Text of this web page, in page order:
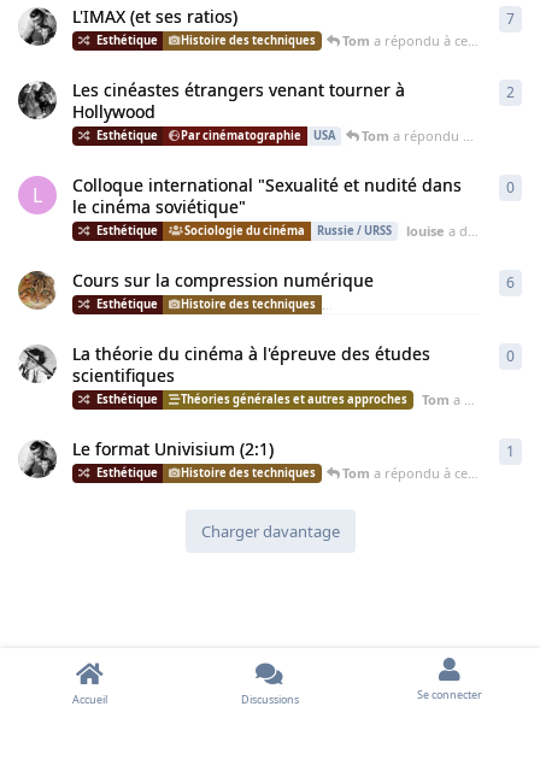
L'IMAX (et ses ratios)
Histoire des techniques Tom a répondu à cette discussion
7
Les cinéastes étrangers venant tourner à
Hollywood
Par cinématographie USA Tom a répondu à cette discussion
2
L
Colloque international "Sexualité et nudité dans
le cinéma soviétique"
Sociologie du cinéma Russie / URSS louise a démarré cette discussion
0
Cours sur la compression numérique
Histoire des techniques
6
La théorie du cinéma à l'épreuve des études
scientifiques
Théories générales et autres approches Tom a démarré cette discussion
0
Le format Univisium (2:1)
Histoire des techniques Tom a répondu à cette discussion
1
Charger davantage
Accueil Discussions Se connecter